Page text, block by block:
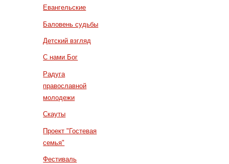
Евангельские
Баловень судьбы
Детский взгляд
С нами Бог
Радуга
православной
молодежи
Скауты
Проект "Гостевая
семья"
Фестиваль